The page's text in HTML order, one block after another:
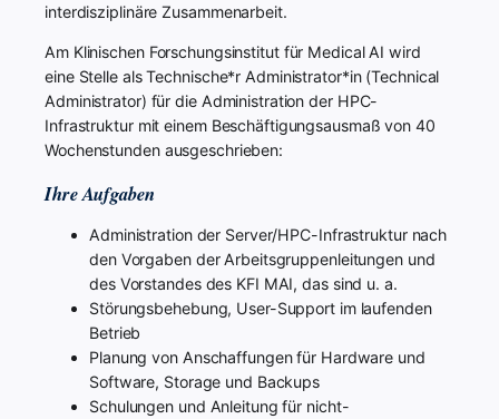
interdisziplinäre Zusammenarbeit.
Am Klinischen Forschungsinstitut für Medical AI wird
eine Stelle als Technische*r Administrator*in (Technical
Administrator) für die Administration der HPC-
Infrastruktur mit einem Beschäftigungsausmaß von 40
Wochenstunden ausgeschrieben:
Ihre Aufgaben
Administration der Server/HPC-Infrastruktur nach
den Vorgaben der Arbeitsgruppenleitungen und
des Vorstandes des KFI MAI, das sind u. a.
Störungsbehebung, User-Support im laufenden
Betrieb
Planung von Anschaffungen für Hardware und
Software, Storage und Backups
Schulungen und Anleitung für nicht-